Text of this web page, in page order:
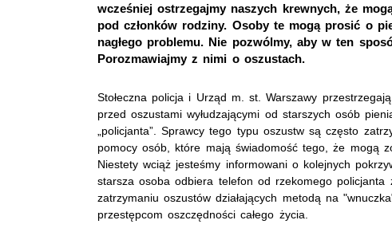
wcześniej ostrzegajmy naszych krewnych, że
pod członków rodziny. Osoby te mogą prosić o
nagłego problemu. Nie pozwólmy, aby w ten
Porozmawiajmy z nimi o oszustach.
Stołeczna policja i Urząd m. st. Warszawy
przed oszustami wyłudzającymi od starszych osób
„policjanta”. Sprawcy tego typu oszustw są często
pomocy osób, które mają świadomość tego, że mogą
Niestety wciąż jesteśmy informowani o kolejnych
starsza osoba odbiera telefon od rzekomego
zatrzymaniu oszustów działających metodą na
przestępcom oszczędności całego życia.